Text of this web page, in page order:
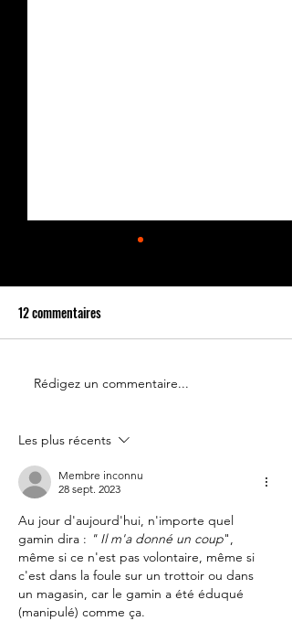
12 commentaires
Rédigez un commentaire...
Les plus récents
Membre inconnu
28 sept. 2023
Au jour d'aujourd'hui, n'importe quel
gamin dira : " Il m'a donné un coup",
même si ce n'est pas volontaire, même si
c'est dans la foule sur un trottoir ou dans
un magasin, car le gamin a été éduqué
(manipulé) comme ça.